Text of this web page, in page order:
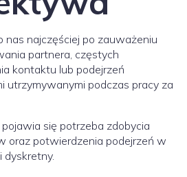
nas najczęściej po zauważeniu
partnera, częstych
kontaktu lub podejrzeń
utrzymywanymi podczas pracy za
się potrzeba zdobycia
oraz potwierdzenia podejrzeń w
dyskretny.